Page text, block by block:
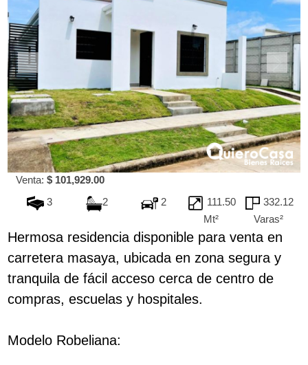
Venta: $ 101,929.00
3
2 2
111.50
Mt²
332.12
Varas²
Hermosa residencia disponible para venta en
carretera masaya, ubicada en zona segura y
tranquila de fácil acceso cerca de centro de
compras, escuelas y hospitales.
Modelo Robeliana: